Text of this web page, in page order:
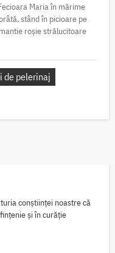
Maria în mărime
stând în picioare pe
roșie strălucitoare
de pelerinaj
conștiinței noastre că
și în curăție